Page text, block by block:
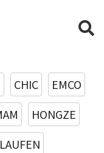
CHIC
EMCO
HONGZE
LAUFEN